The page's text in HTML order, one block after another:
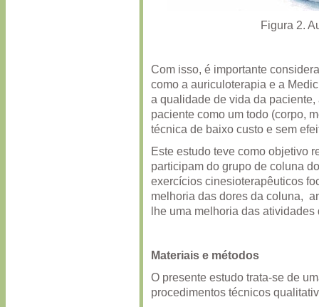
Figura 2.
Com isso, é importante
como a auriculoterapia e a
a qualidade de vida da
paciente como um todo (corpo,
técnica de baixo custo e sem
Este estudo teve como objetivo
participam do grupo de coluna
exercícios cinesioterapêuticos
melhoria das dores da coluna,
lhe uma melhoria das
Materiais e métodos
O presente estudo trata-se de
procedimentos técnicos